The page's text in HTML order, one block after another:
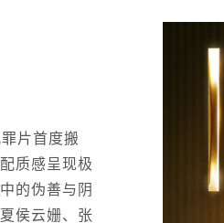
片首度搬
质感呈现极
的伪善与阴
侯云姗、张